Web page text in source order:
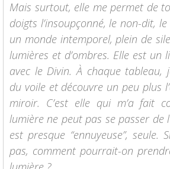
Mais surtout, elle me permet de
doigts l’insoupçonné, le non-dit,
un monde intemporel, plein de
lumières et d’ombres. Elle est un
avec le Divin. À chaque tableau,
du voile et découvre un peu plus
miroir. C’est elle qui m’a fait
lumière ne peut pas se passer de
est presque “ennuyeuse”, seule.
pas, comment pourrait-on